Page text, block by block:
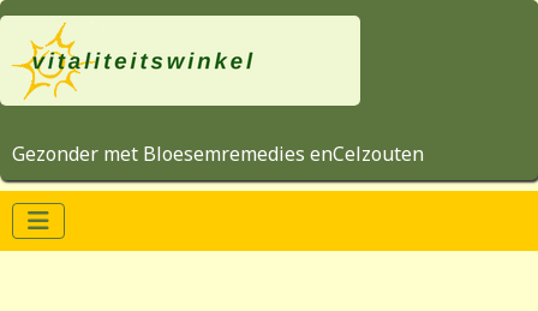
Gezonder met Bloesemremedies enCelzouten